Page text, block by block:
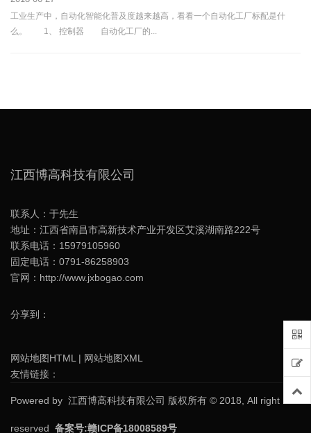
工业生产中，自动化智能化普及度越来越高，看看一个自动化工厂标配是什
么。 1、 控制器 自动化工厂的...
江西博高科技有限公司
联系人：于先生
地址：江西省南昌市高新技术产业开发区艾溪湖南路222号
联系电话：15979105960
固定电话：0791-86258903
官网：http://www.jxbogao.com
分享到：
网站地图HTML | 网站地图XML
友情链接：
Powered by 江西博高科技有限公司 版权所有 © 2018, All right
reserved 备案号:赣ICP备18008589号